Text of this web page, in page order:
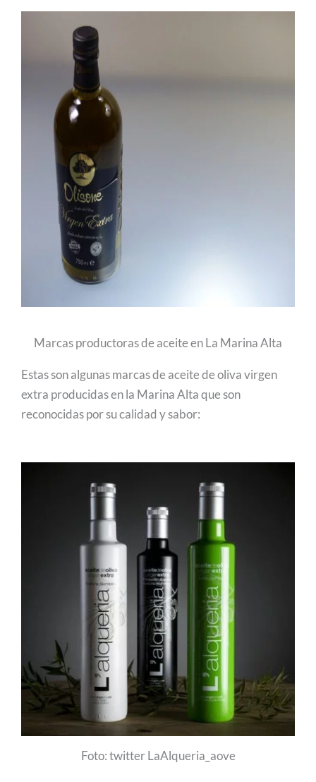
Marcas productoras de aceite en La Marina Alta
Estas son algunas marcas de aceite de oliva virgen
extra producidas en la Marina Alta que son
reconocidas por su calidad y sabor:
Foto: twitter LaAlqueria_aove